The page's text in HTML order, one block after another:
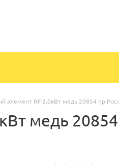
элемент RF 2,0кВт медь 20854
медь